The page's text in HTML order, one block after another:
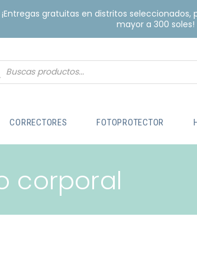
¡Entregas gratuitas en distritos
mayor a 300 soles!
CORRECTORES FOTOPROTECTOR
corporal